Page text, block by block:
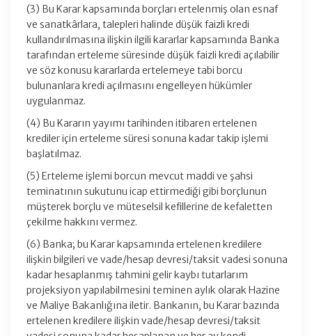
(3) Bu Karar kapsamında borçları ertelenmiş olan esnaf
ve sanatkârlara, talepleri halinde düşük faizli kredi
kullandırılmasına ilişkin ilgili kararlar kapsamında Banka
tarafından erteleme süresinde düşük faizli kredi açılabilir
ve söz konusu kararlarda ertelemeye tabi borcu
bulunanlara kredi açılmasını engelleyen hükümler
uygulanmaz.
(4) Bu Kararın yayımı tarihinden itibaren ertelenen
krediler için erteleme süresi sonuna kadar takip işlemi
başlatılmaz.
(5) Erteleme işlemi borcun mevcut maddi ve şahsi
teminatının sukutunu icap ettirmediği gibi borçlunun
müşterek borçlu ve müteselsil kefillerine de kefaletten
çekilme hakkını vermez.
(6) Banka; bu Karar kapsamında ertelenen kredilere
ilişkin bilgileri ve vade/hesap devresi/taksit vadesi sonuna
kadar hesaplanmış tahmini gelir kaybı tutarlarım
projeksiyon yapılabilmesini teminen aylık olarak Hazine
ve Maliye Bakanlığına iletir. Bankanın, bu Karar bazında
ertelenen kredilere ilişkin vade/hesap devresi/taksit